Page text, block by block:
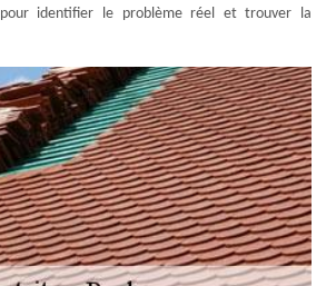
identifier le problème réel et trouver la